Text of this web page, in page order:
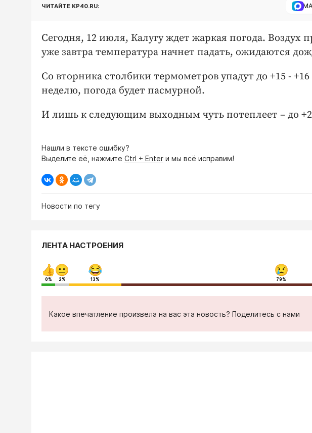
ЧИТАЙТЕ KP40.RU:
Сегодня, 12 июля, Калугу ждет жаркая погода. Воздух
уже завтра температура начнет падать, ожидаются
Со вторника столбики термометров упадут до +15 -
неделю, погода будет пасмурной.
И лишь к следующим выходным чуть потеплеет – до
Нашли в тексте ошибку?
Выделите её, нажмите Ctrl + Enter и мы всё исправим!
Новости по тегу
ЛЕНТА НАСТРОЕНИЯ
0% 2% 13% 79%
Какое впечатление произвела на вас эта новость? Поделитесь с нами